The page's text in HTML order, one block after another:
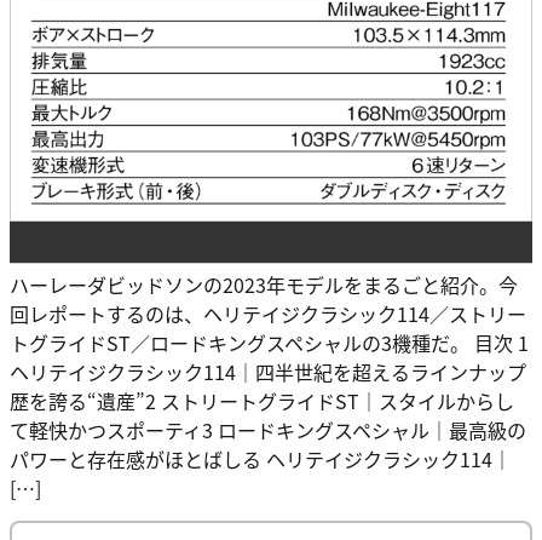
ハーレーダビッドソンの2023年モデルをまるごと紹介。今
回レポートするのは、ヘリテイジクラシック114／ストリー
トグライドST／ロードキングスペシャルの3機種だ。 目次 1
ヘリテイジクラシック114｜四半世紀を超えるラインナップ
歴を誇る“遺産”2 ストリートグライドST｜スタイルからし
て軽快かつスポーティ3 ロードキングスペシャル｜最高級の
パワーと存在感がほとばしる ヘリテイジクラシック114｜
[…]